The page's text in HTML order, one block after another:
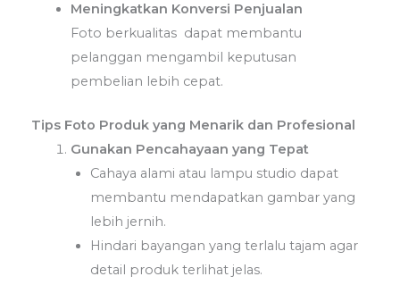
Meningkatkan Konversi Penjualan
Foto berkualitas dapat membantu
pelanggan mengambil keputusan
pembelian lebih cepat.
Tips Foto Produk yang Menarik dan Profesional
Gunakan Pencahayaan yang Tepat
Cahaya alami atau lampu studio dapat
membantu mendapatkan gambar yang
lebih jernih.
Hindari bayangan yang terlalu tajam agar
detail produk terlihat jelas.